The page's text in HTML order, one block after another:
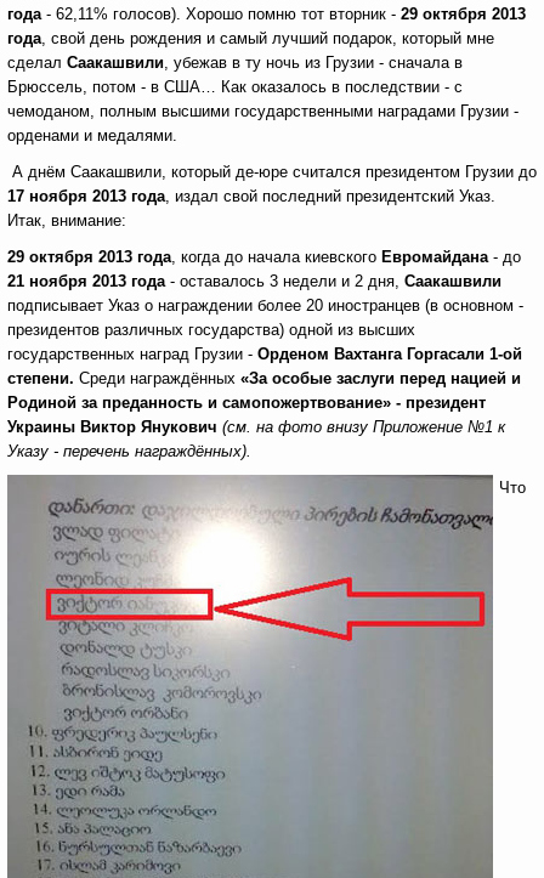
года - 62,11% голосов). Хорошо помню тот вторник - 29 октября 2013
года, свой день рождения и самый лучший подарок, который мне
сделал Саакашвили, убежав в ту ночь из Грузии - сначала в
Брюссель, потом - в США… Как оказалось в последствии - с
чемоданом, полным высшими государственными наградами Грузии -
орденами и медалями.
А днём Саакашвили, который де-юре считался президентом Грузии до
17 ноября 2013 года, издал свой последний президентский Указ.
Итак, внимание:
29 октября 2013 года, когда до начала киевского Евромайдана- до
21 ноября 2013 года- оставалось 3 недели и 2 дня, Саакашвили
подписывает Указ о награждении более 20 иностранцев (в основном -
президентов различных государства) одной из высших
государственных наград Грузии - Орденом Вахтанга Горгасали 1-ой
степени. Среди награждённых «За особые заслуги перед нацией и
Родиной за преданность и самопожертвование» - президент
Украины Виктор Янукович (см. на фото внизу Приложение №1 к
Указу - перечень награждённых).
Что